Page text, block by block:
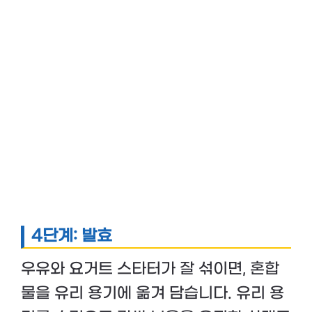
4단계: 발효
우유와 요거트 스타터가 잘 섞이면, 혼합
물을 유리 용기에 옮겨 담습니다. 유리 용